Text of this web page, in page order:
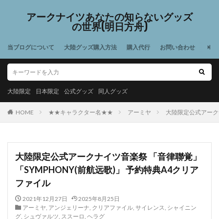
アークナイツあなたの知らないグッズ
の世界(明日方舟)
当ブログについて 大陸グッズ購入方法 購入代行 お問い合わせ
大陸限定 日本限定 公式グッズ 同人グッズ
HOME ★★キャラクター名★★ アーミヤ 大陸限定公式アー
大陸限定公式アークナイツ音楽祭 「音律聯覚」
「SYMPHONY(前航远歌)」 予約特典A4クリア
ファイル
2021年12月27日
2025年8月25日
アーミヤ, アンジェリーナ, クリアファイル, サイレンス, シャイニン
グ, シュヴァルツ, ススーロ, ヘラグ